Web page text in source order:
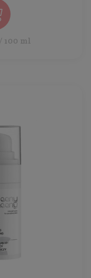
100 ml